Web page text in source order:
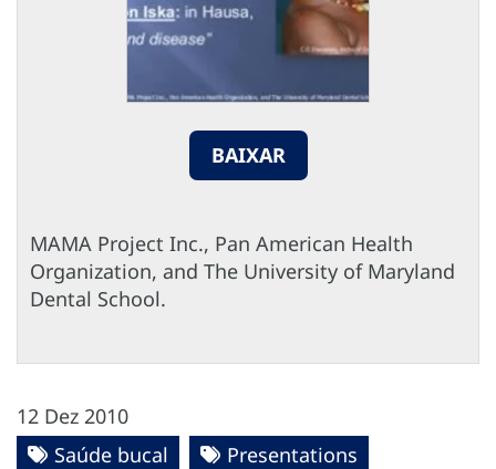
BAIXAR
MAMA Project Inc., Pan American Health
Organization, and The University of Maryland
Dental School.
12 Dez 2010
Saúde bucal
Presentations